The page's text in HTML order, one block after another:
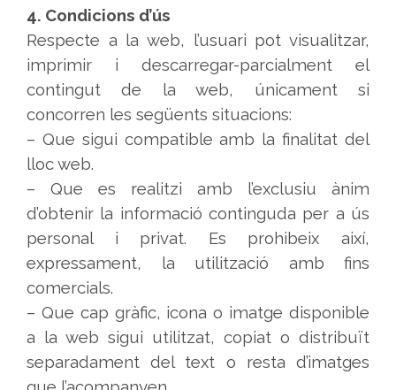
4. Condicions d’ús
Respecte a la web, l’usuari pot visualitzar,
imprimir i descarregar-parcialment el
contingut de la web, únicament si
concorren les següents situacions:
– Que sigui compatible amb la finalitat del
lloc web.
– Que es realitzi amb l’exclusiu ànim
d’obtenir la informació continguda per a ús
personal i privat. Es prohibeix així,
expressament, la utilització amb fins
comercials.
– Que cap gràfic, icona o imatge disponible
a la web sigui utilitzat, copiat o distribuït
separadament del text o resta d’imatges